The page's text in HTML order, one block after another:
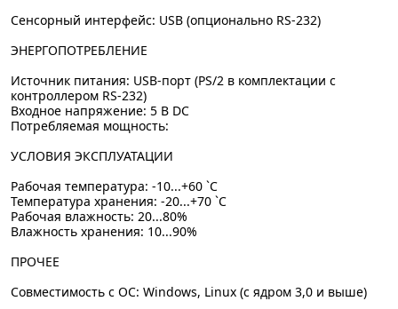
Сенсорный интерфейс: USB (опционально RS-232)
ЭНЕРГОПОТРЕБЛЕНИЕ
Источник питания: USB-порт (PS/2 в комплектации с
контроллером RS-232)
Входное напряжение: 5 В DC
Потребляемая мощность:
УСЛОВИЯ ЭКСПЛУАТАЦИИ
Рабочая температура: -10...+60 `C
Температура хранения: -20...+70 `C
Рабочая влажность: 20...80%
Влажность хранения: 10...90%
ПРОЧЕЕ
Совместимость с ОС: Windows, Linux (с ядром 3,0 и выше)